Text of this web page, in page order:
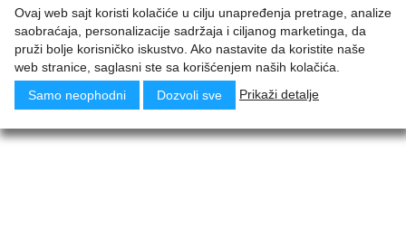
Ovaj web sajt koristi kolačiće u cilju unapređenja pretrage, analize
saobraćaja, personalizacije sadržaja i ciljanog marketinga, da
pruži bolje korisničko iskustvo. Ako nastavite da koristite naše
web stranice, saglasni ste sa korišćenjem naših kolačića.
Samo neophodni
Dozvoli sve Prikaži detalje